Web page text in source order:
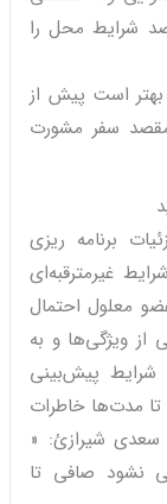
شرایط محل را
بهتر است پیش از
سفر مشورت
برنامه ریزی
غیرمترقبه‌ای
معلول احتمال
از ویژگی‌ها و به
شرایط پیش‌بینی
مدت‌ها خاطرات
شیرازئ: «
نشود صافی تا